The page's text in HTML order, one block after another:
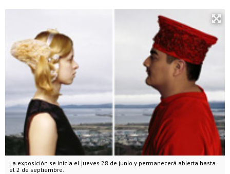
La exposición se inicia el jueves 28 de junio y permanecerá abierta hasta
el 2 de septiembre.